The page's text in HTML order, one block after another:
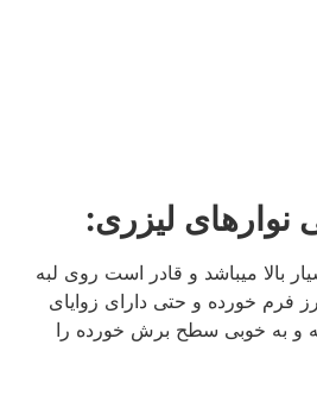
نوارهای لیزری:
بالا میباشد و قادر است روی لبه
فرم خورده و حتی دارای زوایای
نشسته و به خوبی سطح برش خورده را